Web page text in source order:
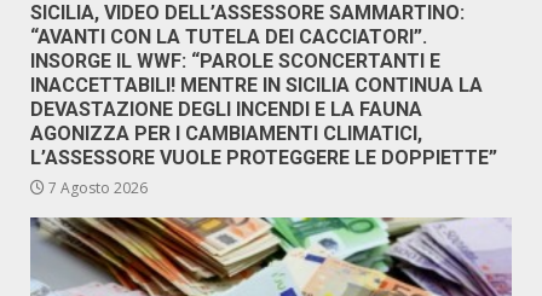
SICILIA, VIDEO DELL’ASSESSORE SAMMARTINO:
“AVANTI CON LA TUTELA DEI CACCIATORI”.
INSORGE IL WWF: “PAROLE SCONCERTANTI E
INACCETTABILI! MENTRE IN SICILIA CONTINUA LA
DEVASTAZIONE DEGLI INCENDI E LA FAUNA
AGONIZZA PER I CAMBIAMENTI CLIMATICI,
L’ASSESSORE VUOLE PROTEGGERE LE DOPPIETTE”
7 Agosto 2026